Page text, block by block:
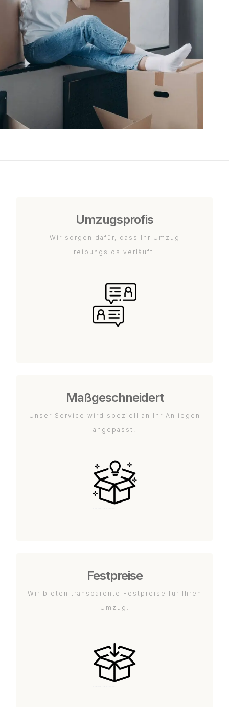
Umzugsprofis
Wir sorgen dafür, dass Ihr Umzug
reibungslos verläuft.
Maßgeschneidert
Unser Service wird speziell an Ihr Anliegen
angepasst.
Festpreise
Wir bieten transparente Festpreise für Ihren
Umzug.